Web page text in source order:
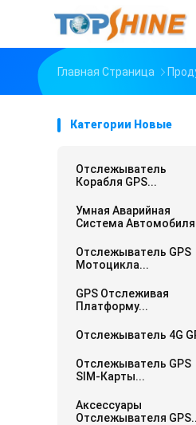
Главная Страница
Категории Новые
Отслежыватель
Корабля GPS...
Умная Аварийная
Система
Отслежыватель GPS
Мотоцикла...
GPS Отслеживая
Платформу...
Отслежыватель 4G
Отслежыватель GPS
SIM-Карты...
Аксессуары
Отслежывателя